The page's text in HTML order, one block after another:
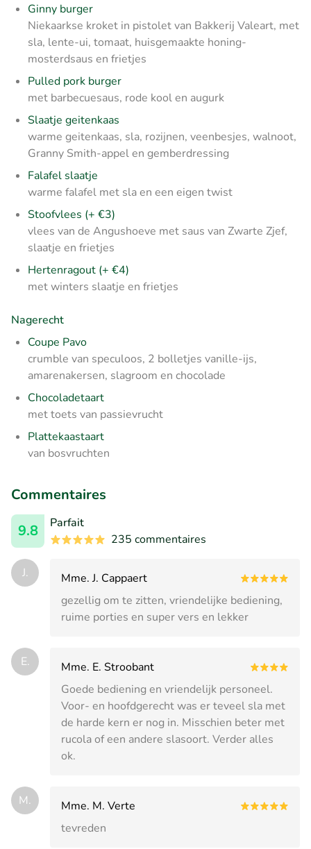
Ginny burger
Niekaarkse kroket in pistolet van Bakkerij Valeart, met
sla, lente-ui, tomaat, huisgemaakte honing-
mosterdsaus en frietjes
Pulled pork burger
met barbecuesaus, rode kool en augurk
Slaatje geitenkaas
warme geitenkaas, sla, rozijnen, veenbesjes, walnoot,
Granny Smith-appel en gemberdressing
Falafel slaatje
warme falafel met sla en een eigen twist
Stoofvlees (+ €3)
vlees van de Angushoeve met saus van Zwarte Zjef,
slaatje en frietjes
Hertenragout (+ €4)
met winters slaatje en frietjes
Nagerecht
Coupe Pavo
crumble van speculoos, 2 bolletjes vanille-ijs,
amarenakersen, slagroom en chocolade
Chocoladetaart
met toets van passievrucht
Plattekaastaart
van bosvruchten
Commentaires
9.8
Parfait
235 commentaires
J.
Mme. J. Cappaert
gezellig om te zitten, vriendelijke bediening,
ruime porties en super vers en lekker
E.
Mme. E. Stroobant
Goede bediening en vriendelijk personeel.
Voor- en hoofdgerecht was er teveel sla met
de harde kern er nog in. Misschien beter met
rucola of een andere slasoort. Verder alles
ok.
M.
Mme. M. Verte
tevreden